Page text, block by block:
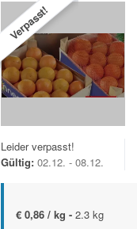
Verpasst!
Leider verpasst!
Gültig: 02.12. - 08.12.
€ 0,86 / kg - 2.3 kg